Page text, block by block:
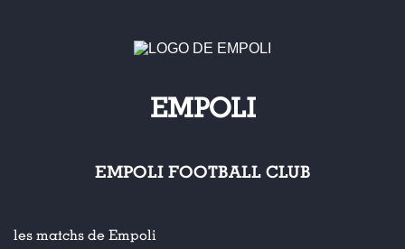
EMPOLI
EMPOLI FOOTBALL CLUB
les matchs de Empoli